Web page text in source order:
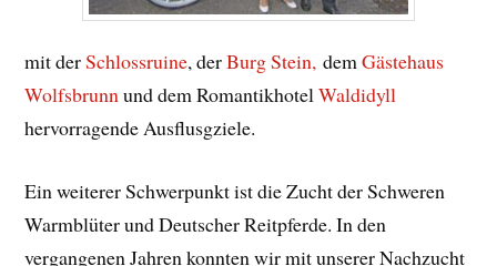
mit derSchlossruine, derBurg Stein,demGästehaus
Wolfsbrunnund dem RomantikhotelWaldidyll
hervorragende Ausflusgziele.
Ein weiterer Schwerpunkt ist die Zucht der Schweren
Warmblüter und Deutscher Reitpferde. In den
vergangenen Jahren konnten wir mit unserer Nachzucht